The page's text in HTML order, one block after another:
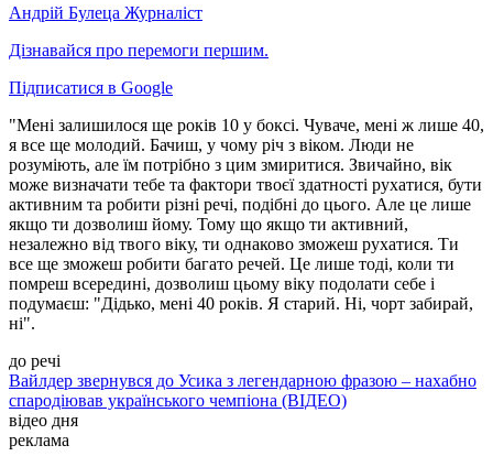
Андрій Булеца Журналіст
Дізнавайся про перемоги першим.
Підписатися в Google
"Мені залишилося ще років 10 у боксі. Чуваче, мені ж лише 40,
я все ще молодий. Бачиш, у чому річ з віком. Люди не
розуміють, але їм потрібно з цим змиритися. Звичайно, вік
може визначати тебе та фактори твоєї здатності рухатися, бути
активним та робити різні речі, подібні до цього. Але це лише
якщо ти дозволиш йому. Тому що якщо ти активний,
незалежно від твого віку, ти однаково зможеш рухатися. Ти
все ще зможеш робити багато речей. Це лише тоді, коли ти
помреш всередині, дозволиш цьому віку подолати себе і
подумаєш: "Дідько, мені 40 років. Я старий. Ні, чорт забирай,
ні".
до речі
Вайлдер звернувся до Усика з легендарною фразою – нахабно
спародіював українського чемпіона (ВІДЕО)
відео дня
реклама